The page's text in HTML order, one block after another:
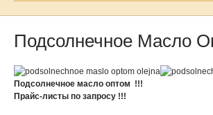
Подсолнечное Масло
Подсолнечное масло оптом !!!
Прайс-листы по запросу !!!